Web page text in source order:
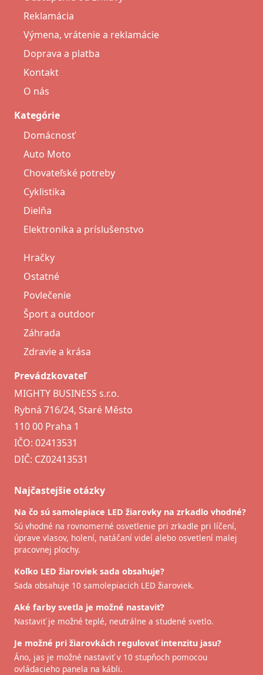
Reklamácia
Výmena, vrátenie a reklamácie
Doprava a platba
Kontakt
O nás
Kategórie
Domácnosť
Auto Moto
Chovateľské potreby
Cyklistika
Dielňa
Elektronika a príslušenstvo
Hračky
Ostatné
Povlečenie
Šport a outdoor
Záhrada
Zdravie a krása
Prevádzkovateľ
MIGHTY BUSINESS s.r.o.
Rybná 716/24, Staré Město
110 00 Praha 1
IČO: 02413531
DIČ: CZ02413531
Najčastejšie otázky
Na čo sú samolepiace LED žiarovky na zrkadlo vhodné?
Sú vhodné na rovnomerné osvetlenie pri zrkadle pri líčení,
úprave vlasov, holení, natáčaní videí alebo osvetlení malej
pracovnej plochy.
Koľko LED žiaroviek sada obsahuje?
Sada obsahuje 10 samolepiacich LED žiaroviek.
Aké farby svetla je možné nastaviť?
Nastaviť je možné teplé, neutrálne a studené svetlo.
Je možné pri žiarovkách regulovať intenzitu jasu?
Áno, jas je možné nastaviť v 10 stupňoch pomocou
ovládacieho panela na kábli.